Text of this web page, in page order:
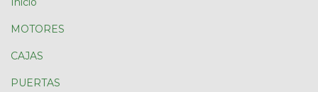
MOTORES
CAJAS
PUERTAS